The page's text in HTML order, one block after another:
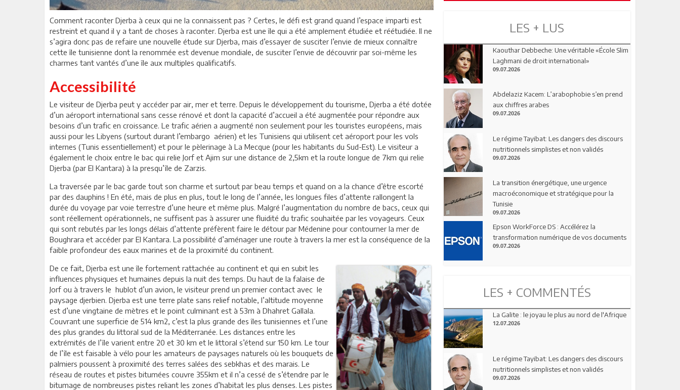
Comment raconter Djerba à ceux qui ne la connaissent pas ? Certes, le défi est grand quand l’espace imparti est
restreint et quand il y a tant de choses à raconter. Djerba est une île qui a été amplement étudiée et réétudiée. Il ne
s’agira donc pas de refaire une nouvelle étude sur Djerba, mais d’essayer de susciter l’envie de mieux connaître
cette île tunisienne dont la renommée est devenue mondiale, de susciter l’envie de découvrir par soi-même les
charmes tant vantés d’une île aux multiples qualificatifs.
Accessibilité
Le visiteur de Djerba peut y accéder par air, mer et terre. Depuis le développement du tourisme, Djerba a été dotée
d’un aéroport international sans cesse rénové et dont la capacité d’accueil a été augmentée pour répondre aux
besoins d’un trafic en croissance. Le trafic aérien a augmenté non seulement pour les touristes européens, mais
aussi pour les Libyens (surtout durant l’embargo aérien) et les Tunisiens qui utilisent cet aéroport pour les vols
internes (Tunis essentiellement) et pour le pèlerinage à La Mecque (pour les habitants du Sud-Est). Le visiteur a
également le choix entre le bac qui relie Jorf et Ajim sur une distance de 2,5km et la route longue de 7km qui relie
Djerba (par El Kantara) à la presqu’île de Zarzis.
La traversée par le bac garde tout son charme et surtout par beau temps et quand on a la chance d’être escorté
par des dauphins ! En été, mais de plus en plus, tout le long de l’année, les longues files d’attente rallongent la
durée du voyage par voie terrestre d’une heure et même plus. Malgré l’augmentation du nombre de bacs, ceux qui
sont réellement opérationnels, ne suffisent pas à assurer une fluidité du trafic souhaitée par les voyageurs. Ceux
qui sont rebutés par les longs délais d’attente préfèrent faire le détour par Médenine pour contourner la mer de
Boughrara et accéder par El Kantara. La possibilité d’aménager une route à travers la mer est la conséquence de la
faible profondeur des eaux marines et de la proximité du continent.
De ce fait, Djerba est une île fortement rattachée au continent et qui en subit les
influences physiques et humaines depuis la nuit des temps. Du haut de la falaise de
Jorf ou à travers le hublot d’un avion, le visiteur prend un premier contact avec le
paysage djerbien. Djerba est une terre plate sans relief notable, l’altitude moyenne
est d’une vingtaine de mètres et le point culminant est à 53m à Dhahret Gallala.
Couvrant une superficie de 514 km2, c’est la plus grande des îles tunisiennes et l’une
des plus grandes du littoral sud de la Méditerranée. Les distances entre les
extrémités de l’île varient entre 20 et 30 km et le littoral s’étend sur 150 km. Le tour
de l’île est faisable à vélo pour les amateurs de paysages naturels où les bouquets de
palmiers poussent à proximité des terres salées des sebkhas et des marais. Le
réseau de routes et pistes bitumées couvre 355km et il n’a cessé de s’étendre par le
bitumage de nombreuses pistes reliant les zones d’habitat les plus denses. Les pistes
LES + LUS
Kaouthar Debbeche: Une véritable «École Slim
Laghmani de droit international»
09.07.2026
Abdelaziz Kacem: L’arabophobie s’en prend
aux chiffres arabes
09.07.2026
Le régime Tayibat: Les dangers des discours
nutritionnels simplistes et non validés
09.07.2026
La transition énergétique, une urgence
macroéconomique et stratégique pour la
Tunisie
09.07.2026
Epson WorkForce DS : Accélérez la
transformation numérique de vos documents
09.07.2026
LES + COMMENTÉS
La Galite : le joyau le plus au nord de l'Afrique
12.07.2026
Le régime Tayibat: Les dangers des discours
nutritionnels simplistes et non validés
09.07.2026